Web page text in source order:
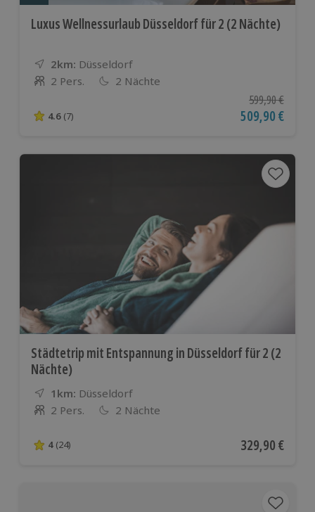
Luxus Wellnessurlaub Düsseldorf für 2 (2 Nächte)
2km: Entfernung
Standort
Düsseldorf
Anzahl der Teilnehmer
2 Pers. 2 Nächte
4.6 von 5 Sternen basierend auf 7 Bewertungen
4.6 (7)
Ursprünglicher
599,90 €
Aktueller Preis
509,90 €
Städtetrip mit Entspannung in Düsseldorf für 2 (2
Nächte)
1km: Entfernung
Standort
Düsseldorf
Anzahl der Teilnehmer
2 Pers. 2 Nächte
4 von 5 Sternen basierend auf 24 Bewertungen
4 (24) Aktueller Preis
329,90 €